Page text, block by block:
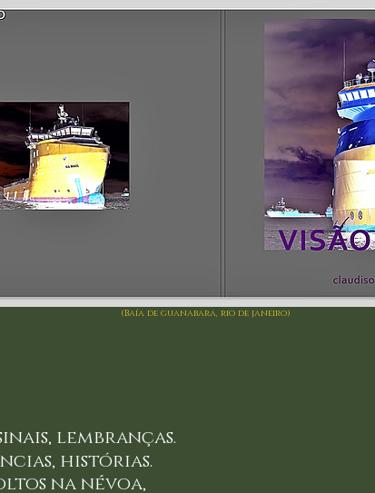
(Baía de guanabara, rio de janeiro)
lembranças.
histórias.
na névoa,